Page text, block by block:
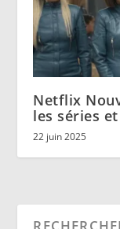
Netflix
les séries
22 juin 2025